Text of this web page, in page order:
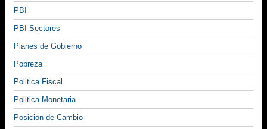
PBI
PBI Sectores
Planes de Gobierno
Pobreza
Politica Fiscal
Politica Monetaria
Posicion de Cambio